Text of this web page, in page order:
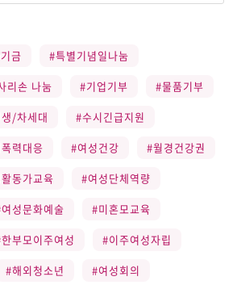
금
#특별기념일나눔
리손 나눔 #기업기부
#물품기부
/차세대
#수시긴급지원
력대응 #여성건강
#월경건강권
동가교육
#여성단체역량
성문화예술
#미혼모교육
부모이주여성
#이주여성자립
#해외청소년
#여성회의